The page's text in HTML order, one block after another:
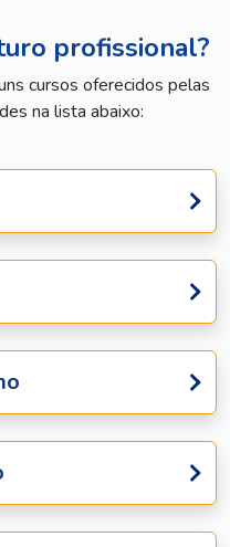
profissional?
cursos oferecidos pelas
na lista abaixo: